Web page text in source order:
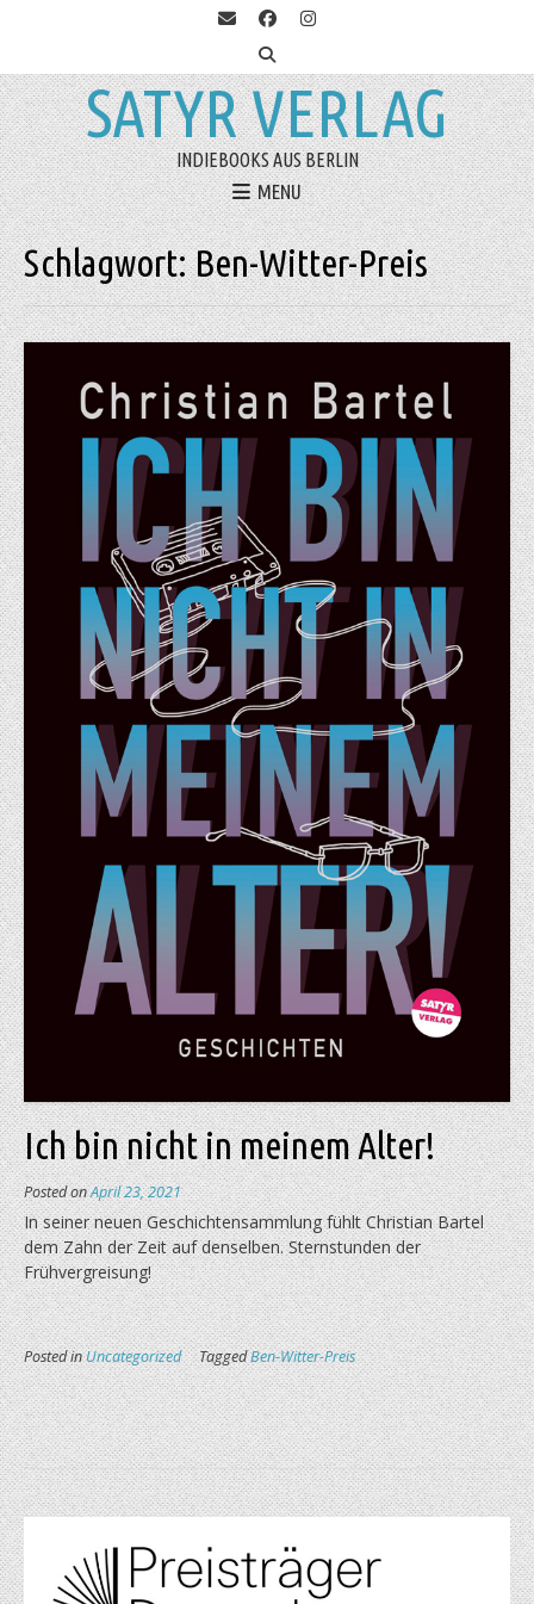
SATYR VERLAG
INDIEBOOKS AUS BERLIN
MENU
Schlagwort:Ben-Witter-Preis
Ich bin nicht in meinem Alter!
Posted onApril 23, 2021
In seiner neuen Geschichtensammlung fühlt Christian Bartel
dem Zahn der Zeit auf denselben. Sternstunden der
Frühvergreisung!
Posted inUncategorized TaggedBen-Witter-Preis